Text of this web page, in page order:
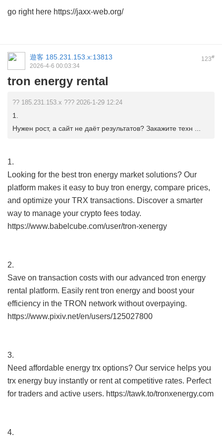
go right here https://jaxx-web.org/
123#
遊客 185.231.153.x:13813
2026-4-6 00:03:34
tron energy rental
?? 185.231.153.x ??? 2026-1-29 12:24
1.
Нужен рост, а сайт не даёт результатов? Закажите техн ...
1.
Looking for the best tron energy market solutions? Our
platform makes it easy to buy tron energy, compare prices,
and optimize your TRX transactions. Discover a smarter
way to manage your crypto fees today.
https://www.babelcube.com/user/tron-xenergy
2.
Save on transaction costs with our advanced tron energy
rental platform. Easily rent tron energy and boost your
efficiency in the TRON network without overpaying.
https://www.pixiv.net/en/users/125027800
3.
Need affordable energy trx options? Our service helps you
trx energy buy instantly or rent at competitive rates. Perfect
for traders and active users. https://tawk.to/tronxenergy.com
4.